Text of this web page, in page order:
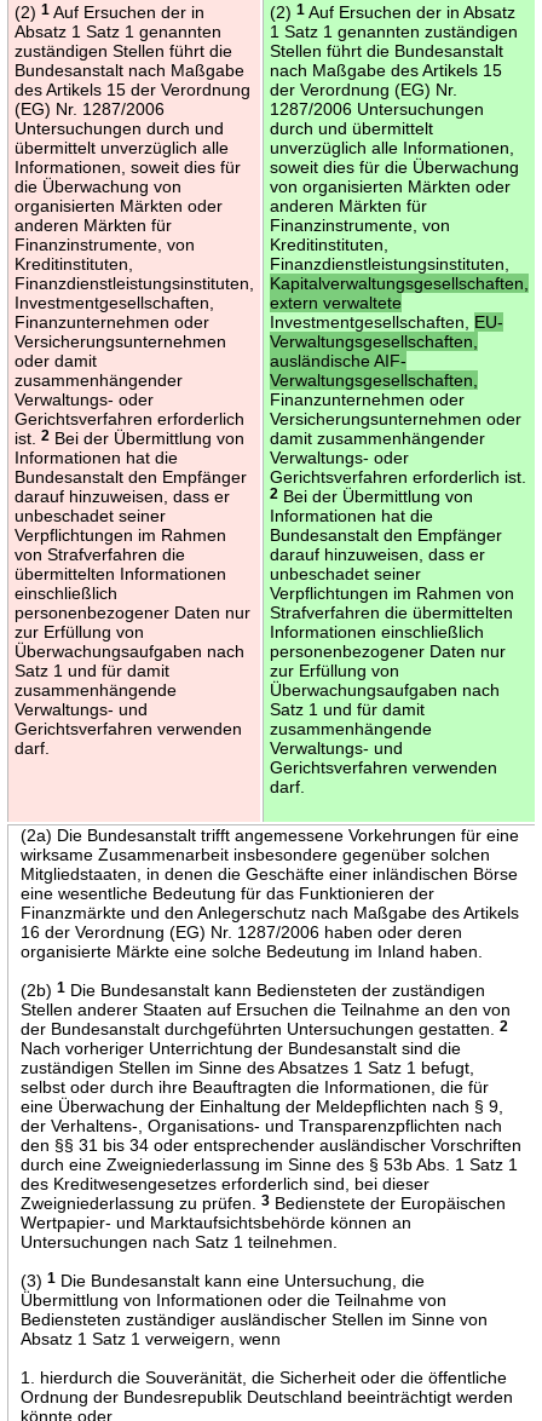
(2)1 Auf Ersuchen der in
Absatz 1 Satz 1 genannten
zuständigen Stellen führt die
Bundesanstalt nach Maßgabe
des Artikels 15 der Verordnung
(EG) Nr. 1287/2006
Untersuchungen durch und
übermittelt unverzüglich alle
Informationen, soweit dies für
die Überwachung von
organisierten Märkten oder
anderen Märkten für
Finanzinstrumente, von
Kreditinstituten,
Finanzdienstleistungsinstituten,
Investmentgesellschaften,
Finanzunternehmen oder
Versicherungsunternehmen
oder damit
zusammenhängender
Verwaltungs- oder
Gerichtsverfahren erforderlich
ist.2 Bei der Übermittlung von
Informationen hat die
Bundesanstalt den Empfänger
darauf hinzuweisen, dass er
unbeschadet seiner
Verpflichtungen im Rahmen
von Strafverfahren die
übermittelten Informationen
einschließlich
personenbezogener Daten nur
zur Erfüllung von
Überwachungsaufgaben nach
Satz 1 und für damit
zusammenhängende
Verwaltungs- und
Gerichtsverfahren verwenden
darf.
(2)1 Auf Ersuchen der in Absatz
1 Satz 1 genannten zuständigen
Stellen führt die Bundesanstalt
nach Maßgabe des Artikels 15
der Verordnung (EG) Nr.
1287/2006 Untersuchungen
durch und übermittelt
unverzüglich alle Informationen,
soweit dies für die Überwachung
von organisierten Märkten oder
anderen Märkten für
Finanzinstrumente, von
Kreditinstituten,
Finanzdienstleistungsinstituten,
Kapitalverwaltungsgesellschaften,
extern verwaltete
Investmentgesellschaften, EU-
Verwaltungsgesellschaften,
ausländische AIF-
Verwaltungsgesellschaften,
Finanzunternehmen oder
Versicherungsunternehmen oder
damit zusammenhängender
Verwaltungs- oder
Gerichtsverfahren erforderlich ist.
2 Bei der Übermittlung von
Informationen hat die
Bundesanstalt den Empfänger
darauf hinzuweisen, dass er
unbeschadet seiner
Verpflichtungen im Rahmen von
Strafverfahren die übermittelten
Informationen einschließlich
personenbezogener Daten nur
zur Erfüllung von
Überwachungsaufgaben nach
Satz 1 und für damit
zusammenhängende
Verwaltungs- und
Gerichtsverfahren verwenden
darf.
(2a) Die Bundesanstalt trifft angemessene Vorkehrungen für eine
wirksame Zusammenarbeit insbesondere gegenüber solchen
Mitgliedstaaten, in denen die Geschäfte einer inländischen Börse
eine wesentliche Bedeutung für das Funktionieren der
Finanzmärkte und den Anlegerschutz nach Maßgabe des Artikels
16 der Verordnung (EG) Nr. 1287/2006 haben oder deren
organisierte Märkte eine solche Bedeutung im Inland haben.
(2b)1 Die Bundesanstalt kann Bediensteten der zuständigen
Stellen anderer Staaten auf Ersuchen die Teilnahme an den von
der Bundesanstalt durchgeführten Untersuchungen gestatten.2
Nach vorheriger Unterrichtung der Bundesanstalt sind die
zuständigen Stellen im Sinne des Absatzes 1 Satz 1 befugt,
selbst oder durch ihre Beauftragten die Informationen, die für
eine Überwachung der Einhaltung der Meldepflichten nach § 9,
der Verhaltens-, Organisations- und Transparenzpflichten nach
den §§ 31 bis 34 oder entsprechender ausländischer Vorschriften
durch eine Zweigniederlassung im Sinne des § 53b Abs. 1 Satz 1
des Kreditwesengesetzes erforderlich sind, bei dieser
Zweigniederlassung zu prüfen.3 Bedienstete der Europäischen
Wertpapier- und Marktaufsichtsbehörde können an
Untersuchungen nach Satz 1 teilnehmen.
(3)1 Die Bundesanstalt kann eine Untersuchung, die
Übermittlung von Informationen oder die Teilnahme von
Bediensteten zuständiger ausländischer Stellen im Sinne von
Absatz 1 Satz 1 verweigern, wenn
1. hierdurch die Souveränität, die Sicherheit oder die öffentliche
Ordnung der Bundesrepublik Deutschland beeinträchtigt werden
könnte oder